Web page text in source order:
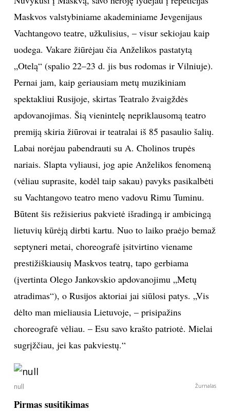
FOTOGRAFIJA
MENAS
ĮDOMYBĖS
ISTORIJA
KNYGOS
NAMAI
VIRTUVĖ
RECEPTAI
NELAIMĖS
KONTAKTAI
PRIVATUMO POLITIKA
Maskvos valstybiniame akademiniame Jevgenijaus
Vachtangovo teatre, užkulisius, – visur sekiojau kaip
uodega. Vakare žiūrėjau čia Anželikos pastatytą
„Otelą“ (spalio 22–23 d. jis bus rodomas ir Vilniuje).
Pernai jam, kaip geriausiam metų muzikiniam
spektakliui Rusijoje, skirtas Teatralo žvaigždės
apdovanojimas. Šią vienintelę nepriklausomą teatro
premiją skiria žiūrovai ir teatralai iš 85 pasaulio šalių.
Labai norėjau pabendrauti su A. Cholinos trupės
nariais. Slapta vyliausi, jog apie Anželikos fenomeną
(vėliau suprasite, kodėl taip sakau) pavyks pasikalbėti
su Vachtangovo teatro meno vadovu Rimu Tuminu.
Būtent šis režisierius pakvietė išradingą ir ambicingą
lietuvių kūrėją dirbti kartu. Nuo to laiko praėjo bemaž
septyneri metai, choreografė įsitvirtino viename
prestižiškiausių Maskvos teatrų, tapo gerbiama
(įvertinta Olego Jankovskio apdovanojimu „Metų
atradimas“), o Rusijos aktoriai jai siūlosi patys. „Vis
dėlto man mieliausia Lietuvoje, – prisipažins
choreografė vėliau. – Esu savo krašto patriotė. Mielai
sugrįžčiau, jei kas pakviestų.“
null Žurnalas
Pirmas susitikimas